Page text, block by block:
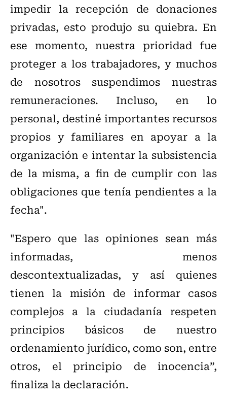
impedir la recepción de donaciones
privadas, esto produjo su quiebra. En
ese momento, nuestra prioridad fue
proteger a los trabajadores, y muchos
de nosotros suspendimos nuestras
remuneraciones. Incluso, en lo
personal, destiné importantes recursos
propios y familiares en apoyar a la
organización e intentar la subsistencia
de la misma, a fin de cumplir con las
obligaciones que tenía pendientes a la
fecha".
"Espero que las opiniones sean más
informadas, menos
descontextualizadas, y así quienes
tienen la misión de informar casos
complejos a la ciudadanía respeten
principios básicos de nuestro
ordenamiento jurídico, como son, entre
otros, el principio de inocencia”,
finaliza la declaración.